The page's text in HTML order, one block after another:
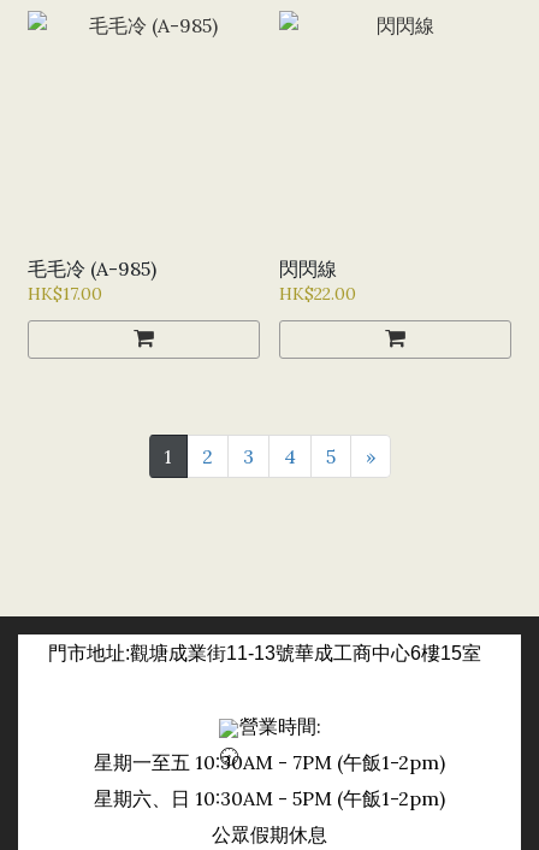
毛毛冷 (A-985)
HK$17.00
閃閃線
HK$22.00
1 2 3 4 5 »
門市地址:觀塘成業街11-13號華成工商中心6樓15室
營業時間:
星期一至五 10:30AM - 7PM (午飯1-2pm)
星期六、 日 10:30AM - 5PM (午飯1-2pm)
公眾假期休息